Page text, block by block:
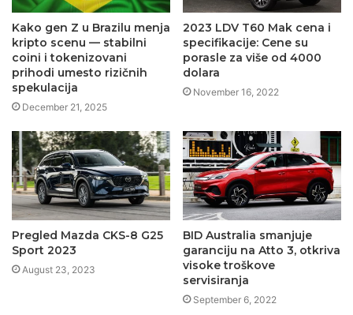
Kako gen Z u Brazilu menja
kripto scenu — stabilni
coini i tokenizovani
prihodi umesto rizičnih
spekulacija
December 21, 2025
2023 LDV T60 Mak cena i
specifikacije: Cene su
porasle za više od 4000
dolara
November 16, 2022
Pregled Mazda CKS-8 G25
Sport 2023
August 23, 2023
BID Australia smanjuje
garanciju na Atto 3, otkriva
visoke troškove
servisiranja
September 6, 2022